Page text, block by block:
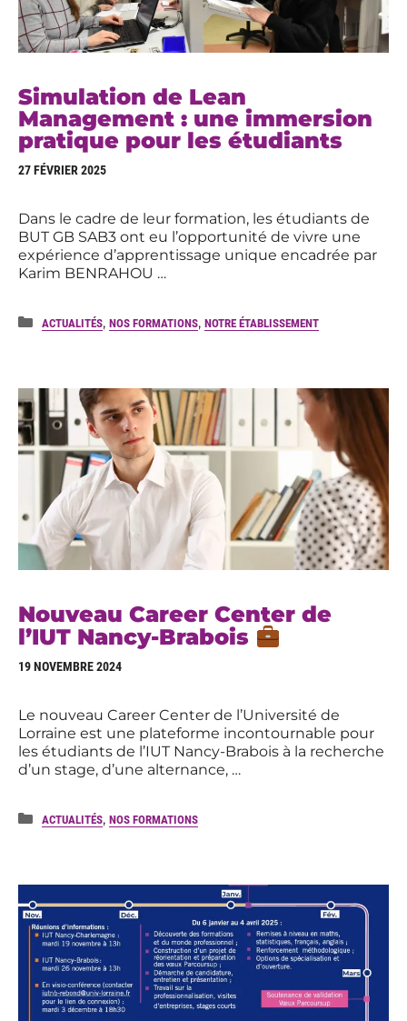
Simulation de Lean
Management : une immersion
pratique pour les étudiants
27 FÉVRIER 2025
Dans le cadre de leur formation, les étudiants de
BUT GB SAB3 ont eu l’opportunité de vivre une
expérience d’apprentissage unique encadrée par
Karim BENRAHOU …
Catégories
ACTUALITÉS, NOS FORMATIONS, NOTRE ÉTABLISSEMENT
Nouveau Career Center de
l’IUT Nancy-Brabois
19 NOVEMBRE 2024
Le nouveau Career Center de l’Université de
Lorraine est une plateforme incontournable pour
les étudiants de l’IUT Nancy-Brabois à la recherche
d’un stage, d’une alternance, …
Catégories
ACTUALITÉS, NOS FORMATIONS